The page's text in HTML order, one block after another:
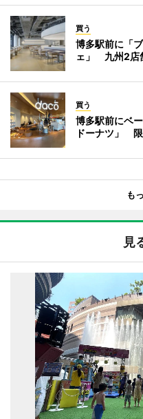
買う
博多駅前に「
ェ」 九州2店
買う
博多駅前にベ
ドーナツ」
も
見